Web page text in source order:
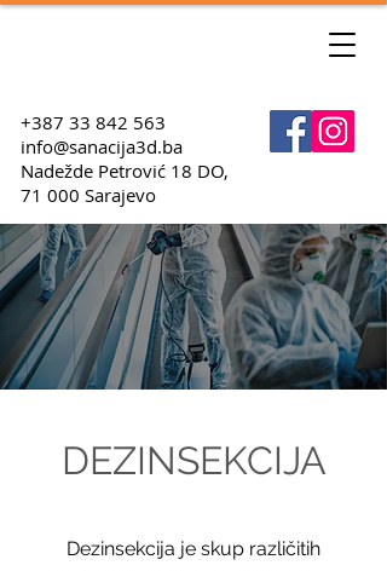
+387 33 842 563
info@sanacija3d.ba
Nadežde Petrović 18 DO,
71 000 Sarajevo
DEZINSEKCIJA
Dezinsekcija je skup različitih